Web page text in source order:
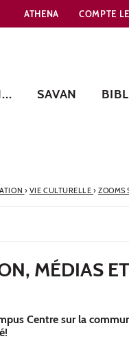
ATHENA COMPTE
SAVAN
› VIE CULTURELLE› ZOOMS
MÉDIAS
Centre sur la